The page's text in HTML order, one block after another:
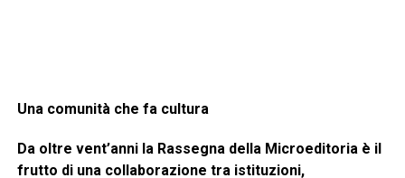
Una comunità che fa cultura
Da oltre vent’anni la Rassegna della Microeditoria è il
frutto di una collaborazione tra istituzioni,